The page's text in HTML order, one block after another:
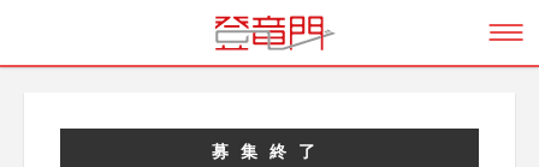
募集終了